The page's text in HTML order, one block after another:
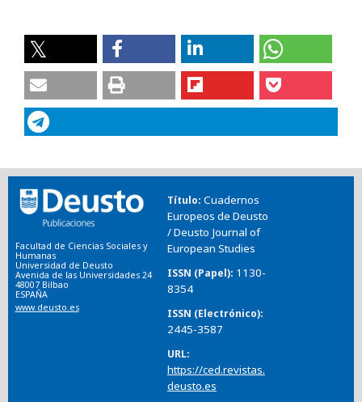
Facultad de Ciencias Sociales y
Humanas
Universidad de Deusto
Avenida de las Universidades 24
48007 Bilbao
ESPAÑA
www.deusto.es
Título Cuadernos
Europeos de Deusto
/ Deusto Journal of
European Studies
ISSN (Papel) 1130-
8354
ISSN (Electrónico)
2445-3587
URL
https://ced.revistas.
deusto.es